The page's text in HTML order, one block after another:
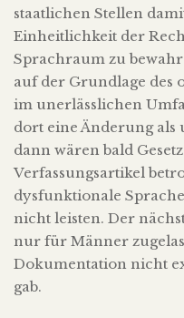
staatlichen Stellen
Einheitlichkeit der
Sprachraum zu
auf der Grundlage des
im unerlässlichen
dort eine Änderung
dann wären bald
Verfassungsartikel
dysfunktionale
nicht leisten. Der
nur für Männer
Dokumentation nicht
gab.